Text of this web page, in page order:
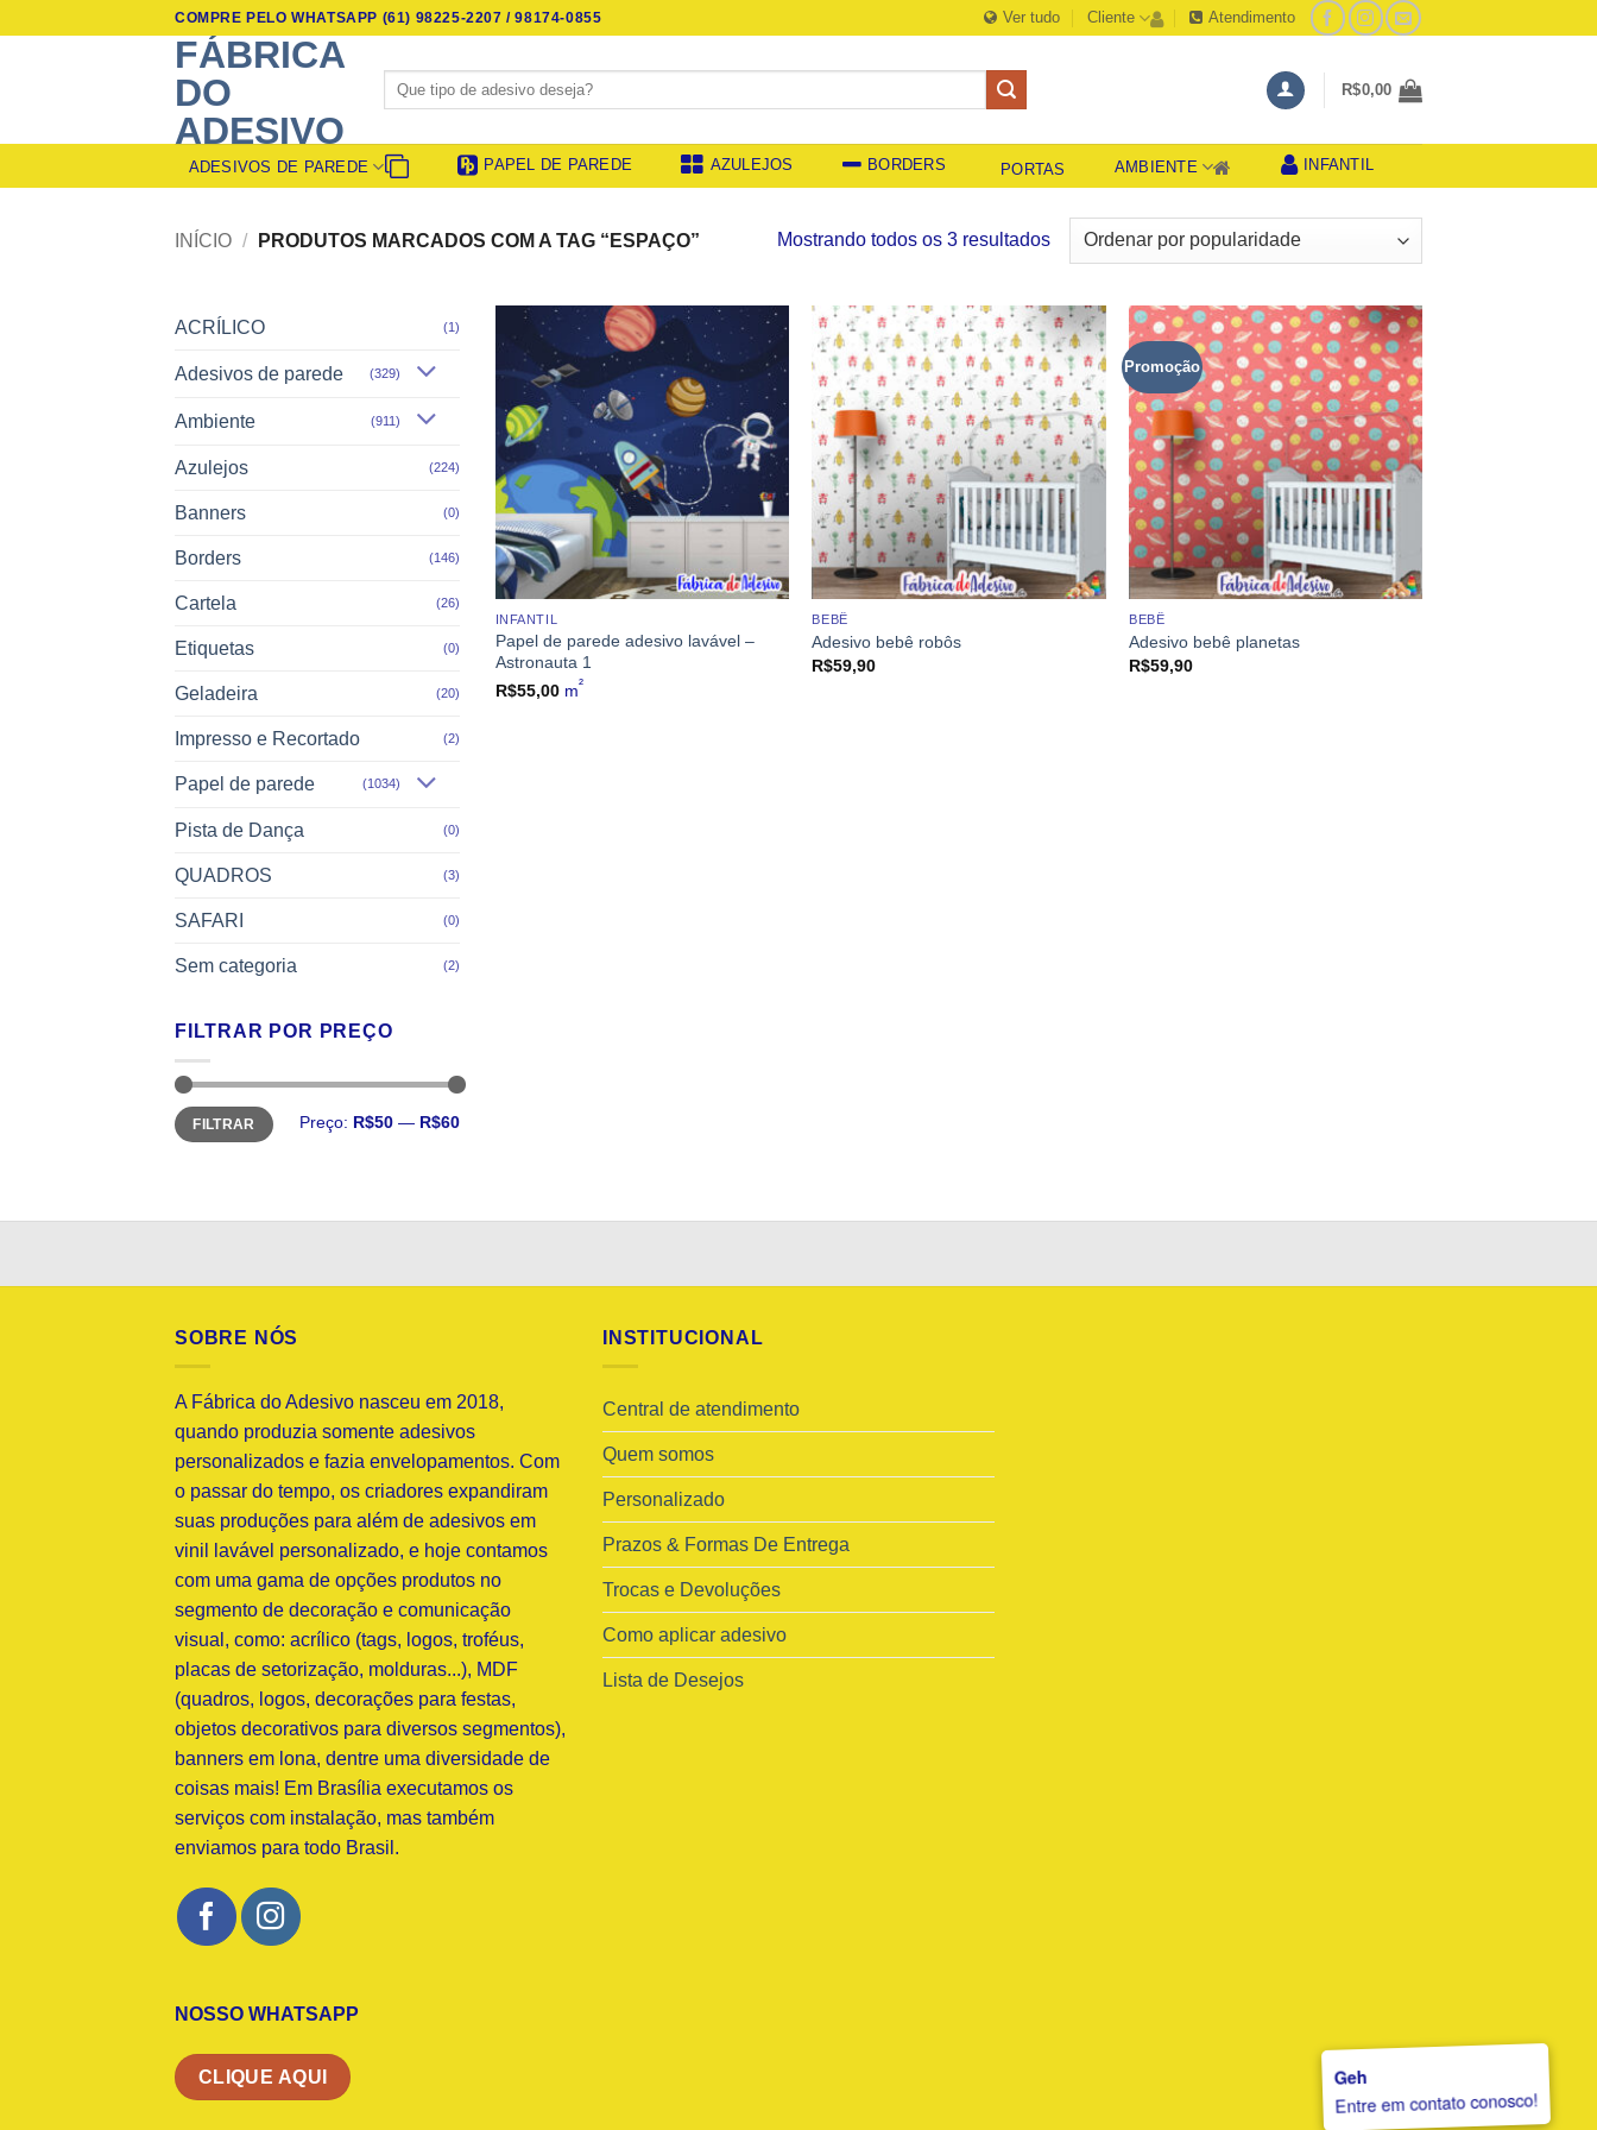
COMPRE PELO WHATSAPP (61) 98225-2207 / 98174-0855 Ver tudo Cliente Atendimento
FÁBRICA
DO
ADESIVO
Pesquisar
por:
R$0,00
ADESIVOS DE PAREDE PAPEL DE PAREDE AZULEJOS BORDERS PORTAS AMBIENTE INFANTIL
INÍCIO / PRODUTOS MARCADOS COM A TAG “ESPAÇO” Mostrando todos os 3 resultadosClassificado
por
ACRÍLICO
(1)
Adesivos de parede (329)
Ambiente (911)
Azulejos (224)
Banners (0)
Borders (146)
Cartela (26)
Etiquetas (0)
Geladeira (20)
Impresso e Recortado (2)
Papel de parede (1034)
Pista de Dança (0)
QUADROS (3)
SAFARI (0)
Sem categoria (2)
FILTRAR POR PREÇO
Preço
mínimo
Preço
máximo
FILTRAR Preço: R$50 — R$60
INFANTIL
Papel de parede adesivo lavável –
Astronauta 1
R$55,00m²
BEBÊ
Adesivo bebê robôs
R$59,90
Promoção
BEBÊ
Adesivo bebê planetas
R$59,90
Geh
Entre em contato conosco!
SOBRE NÓS
A Fábrica do Adesivo nasceu em 2018,
quando produzia somente adesivos
personalizados e fazia envelopamentos. Com
o passar do tempo, os criadores expandiram
suas produções para além de adesivos em
vinil lavável personalizado, e hoje contamos
com uma gama de opções produtos no
segmento de decoração e comunicação
visual, como: acrílico (tags, logos, troféus,
placas de setorização, molduras...), MDF
(quadros, logos, decorações para festas,
objetos decorativos para diversos segmentos),
banners em lona, dentre uma diversidade de
coisas mais! Em Brasília executamos os
serviços com instalação, mas também
enviamos para todo Brasil.
NOSSO WHATSAPP
CLIQUE AQUI
INSTITUCIONAL
Central de atendimento
Quem somos
Personalizado
Prazos & Formas De Entrega
Trocas e Devoluções
Como aplicar adesivo
Lista de Desejos